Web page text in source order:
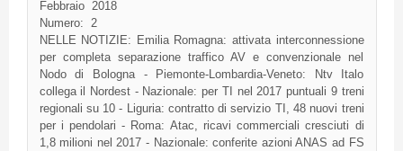
Febbraio 2018
Numero: 2
NELLE NOTIZIE: Emilia Romagna: attivata interconnessione
per completa separazione traffico AV e convenzionale nel
Nodo di Bologna - Piemonte-Lombardia-Veneto: Ntv Italo
collega il Nordest - Nazionale: per TI nel 2017 puntuali 9 treni
regionali su 10 - Liguria: contratto di servizio TI, 48 nuovi treni
per i pendolari - Roma: Atac, ricavi commerciali cresciuti di
1,8 milioni nel 2017 - Nazionale: conferite azioni ANAS ad FS